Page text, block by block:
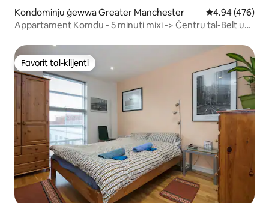
Kondominju ġewwa Greater Manchester Rating medju
4.94 (476)
Appartament Komdu - 5 minuti mixi -> Ċentru tal-Belt u
Favorit tal-klijenti
Favorit tal-klijenti